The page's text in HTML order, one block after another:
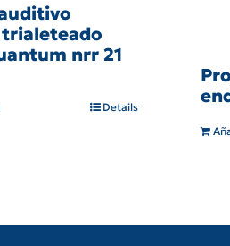
nrr 21
Details